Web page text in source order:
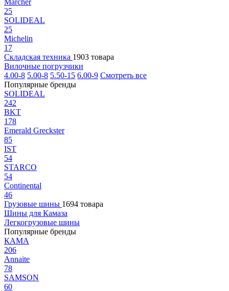
Marcher
25
SOLIDEAL
25
Michelin
17
Складская техника 1903 товара
Вилочные погрузчики
4.00-8 5.00-8 5.50-15 6.00-9 Смотреть все
Популярные бренды
SOLIDEAL
242
BKT
178
Emerald Greckster
85
IST
54
STARCO
54
Continental
46
Грузовые шины 1694 товара
Шины для Камаза
Легкогрузовые шины
Популярные бренды
КАМА
206
Annaite
78
SAMSON
60